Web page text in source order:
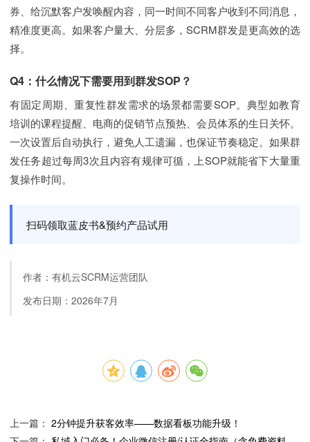
券、给沉默客户发唤醒内容，同一时间不同客户收到不同消息，
精准度更高。如果客户量大、分层多，SCRM群发是更高效的选
择。
Q4：什么情况下需要用到群发SOP？
有固定周期、重复性群发需求的场景都需要SOP。典型如教育
培训的课程提醒、电商的促销节点预热、会员体系的生日关怀。
一次设置后自动执行，避免人工遗漏，也保证节奏稳定。如果群
发任务超过每周3次且内容有规律可循，上SOP就能省下大量重
复操作时间。
扫码领取蓝皮书&预约产品试用
作者：有机云SCRM运营团队
发布日期：2026年7月
上一篇： 2分钟提升获客效率——数据看板功能升级！